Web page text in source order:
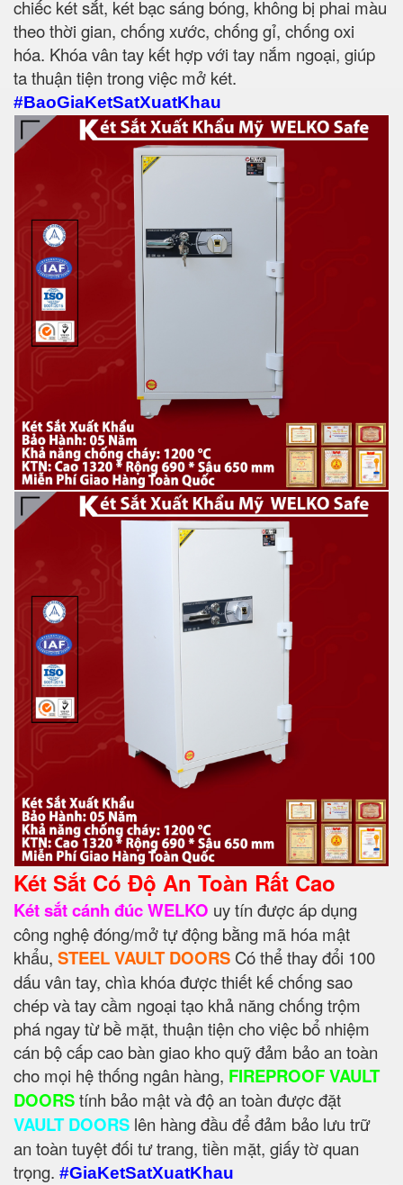
chiếc két sắt, két bạc sáng bóng, không bị phai màu
theo thời gian, chống xước, chống gỉ, chống oxi
hóa. Khóa vân tay kết hợp với tay nắm ngoại, giúp
ta thuận tiện trong việc mở két.
#BaoGiaKetSatXuatKhau
Két Sắt Có Độ An Toàn Rất Cao
Két sắt cánh đúc WELKO uy tín được áp dụng
công nghệ đóng/mở tự động bằng mã hóa mật
khẩu, STEEL VAULT DOORS Có thể thay đổi 100
dấu vân tay, chìa khóa được thiết kế chống sao
chép và tay cầm ngoại tạo khả năng chống trộm
phá ngay từ bề mặt, thuận tiện cho việc bổ nhiệm
cán bộ cấp cao bàn giao kho quỹ đảm bảo an toàn
cho mọi hệ thống ngân hàng, FIREPROOF VAULT
DOORStính bảo mật và độ an toàn được đặt
VAULT DOORS lên hàng đầu để đảm bảo lưu trữ
an toàn tuyệt đối tư trang, tiền mặt, giấy tờ quan
trọng. #GiaKetSatXuatKhau